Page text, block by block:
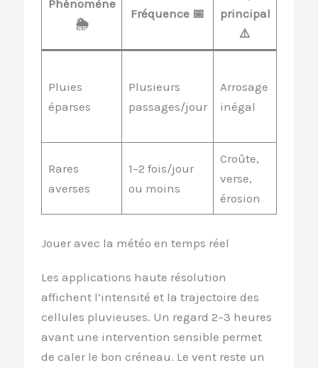
Phénomène
🌦️
Fréquence 📅
principal
⚠️
Pluies
éparses
Plusieurs
passages/jour
Arrosage
inégal
Rares
averses
1–2 fois/jour
ou moins
Croûte,
verse,
érosion
Jouer avec la météo en temps réel
Les applications haute résolution
affichent l’intensité et la trajectoire des
cellules pluvieuses. Un regard 2–3 heures
avant une intervention sensible permet
de caler le bon créneau. Le vent reste un